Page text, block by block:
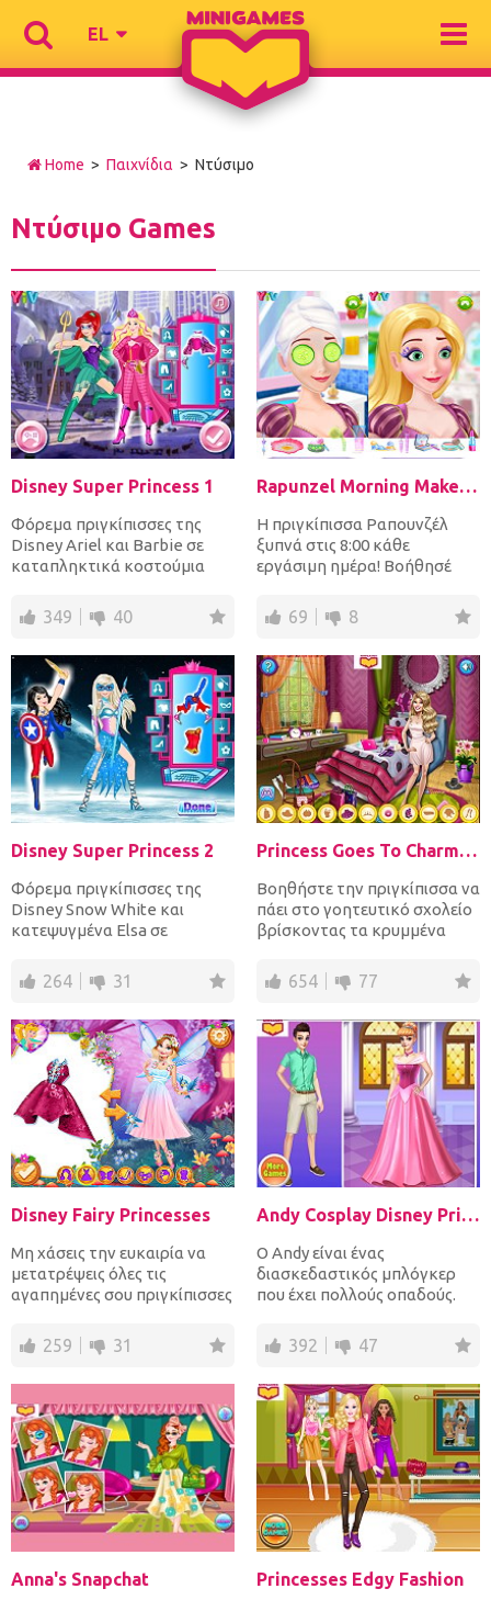
EL
Home > Παιχνίδια > Ντύσιμο
Ντύσιμο Games
Disney Super Princess 1
Φόρεμα πριγκίπισσες της
Disney Ariel και Barbie σε
καταπληκτικά κοστούμια
349 40
Rapunzel Morning Makeup Fashion
Η πριγκίπισσα Ραπουνζέλ
ξυπνά στις 8:00 κάθε
εργάσιμη ημέρα! Βοήθησέ
μ...
69 8
Disney Super Princess 2
Φόρεμα πριγκίπισσες της
Disney Snow White και
κατεψυγμένα Elsa σε
superhero και...
264 31
Princess Goes To Charm School
Βοηθήστε την πριγκίπισσα να
πάει στο γοητευτικό σχολείο
βρίσκοντας τα κρυμμένα
654 77
Disney Fairy Princesses
Μη χάσεις την ευκαιρία να
μετατρέψεις όλες τις
αγαπημένες σου πριγκίπισσες
259 31
Andy Cosplay Disney Princesses
Ο Andy είναι ένας
διασκεδαστικός μπλόγκερ
που έχει πολλούς οπαδούς.
οπαδούς τ...
392 47
Anna's Snapchat Princesses Edgy Fashion